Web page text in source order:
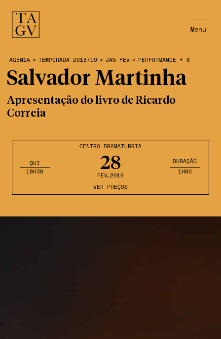
Menu
CENTRO DRAMATURGIA
28
FEV,2019
QUI
18H30
DURAÇÃO
1H00
VER PREÇOS
AGENDA > TEMPORADA 2018/19 > JAN-FEV > PERFORMANCE + 8
Salvador Martinha
Apresentação do livro de Ricardo
Correia